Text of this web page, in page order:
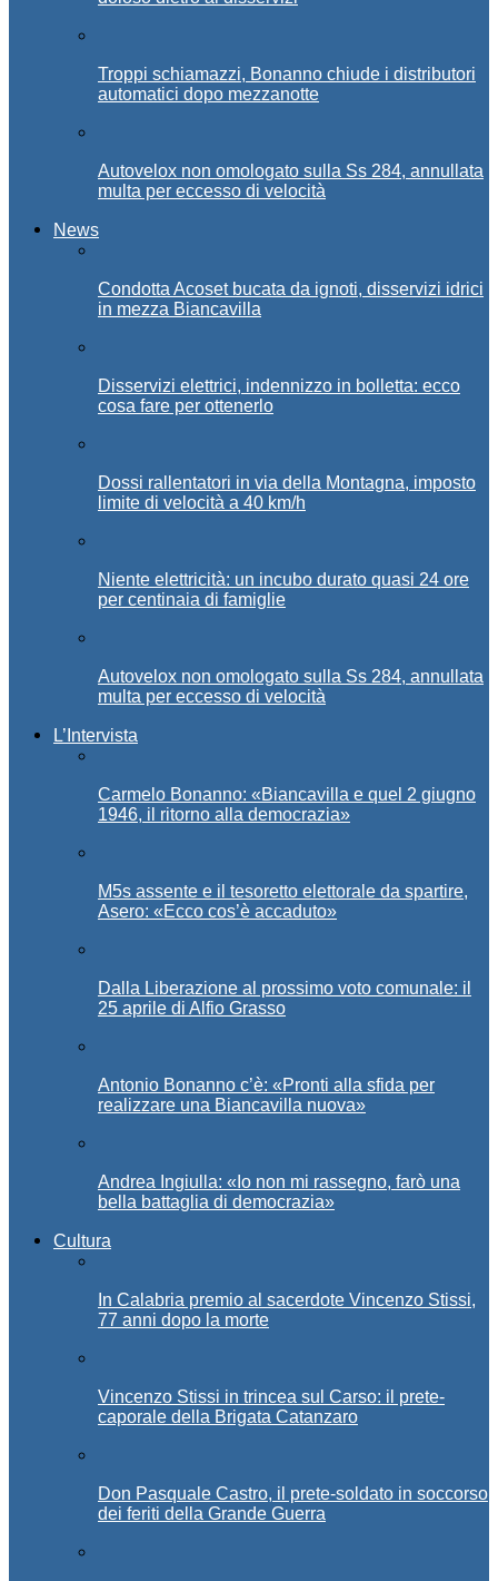
Troppi schiamazzi, Bonanno chiude i distributori
automatici dopo mezzanotte
Autovelox non omologato sulla Ss 284, annullata
multa per eccesso di velocità
News
Condotta Acoset bucata da ignoti, disservizi idrici
in mezza Biancavilla
Disservizi elettrici, indennizzo in bolletta: ecco
cosa fare per ottenerlo
Dossi rallentatori in via della Montagna, imposto
limite di velocità a 40 km/h
Niente elettricità: un incubo durato quasi 24 ore
per centinaia di famiglie
Autovelox non omologato sulla Ss 284, annullata
multa per eccesso di velocità
L’Intervista
Carmelo Bonanno: «Biancavilla e quel 2 giugno
1946, il ritorno alla democrazia»
M5s assente e il tesoretto elettorale da spartire,
Asero: «Ecco cos’è accaduto»
Dalla Liberazione al prossimo voto comunale: il
25 aprile di Alfio Grasso
Antonio Bonanno c’è: «Pronti alla sfida per
realizzare una Biancavilla nuova»
Andrea Ingiulla: «Io non mi rassegno, farò una
bella battaglia di democrazia»
Cultura
In Calabria premio al sacerdote Vincenzo Stissi,
77 anni dopo la morte
Vincenzo Stissi in trincea sul Carso: il prete-
caporale della Brigata Catanzaro
Don Pasquale Castro, il prete-soldato in soccorso
dei feriti della Grande Guerra